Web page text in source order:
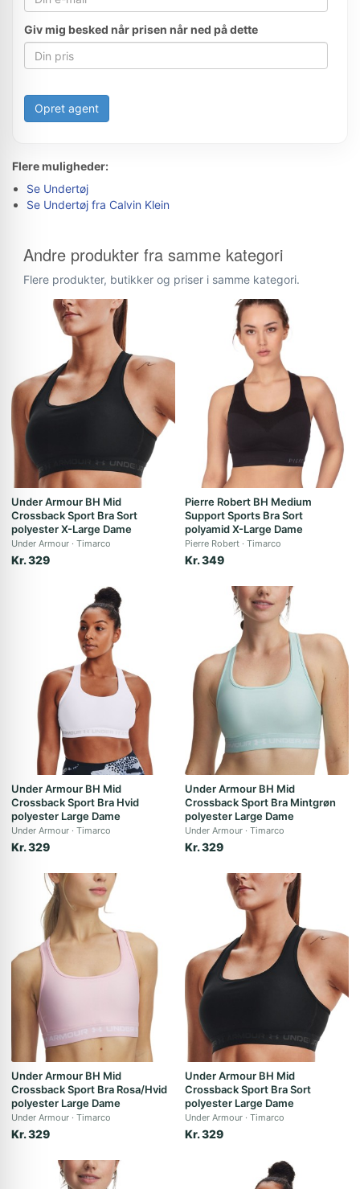
Giv mig besked når prisen når ned på dette
Opret agent
Flere muligheder:
Se Undertøj
Se Undertøj fra Calvin Klein
Andre produkter fra samme kategori
Flere produkter, butikker og priser i samme kategori.
Under Armour BH Mid
Crossback Sport Bra Sort
polyester X-Large Dame
Under Armour Timarco
Kr. 329
Pierre Robert BH Medium
Support Sports Bra Sort
polyamid X-Large Dame
Pierre Robert Timarco
Kr. 349
Under Armour BH Mid
Crossback Sport Bra Hvid
polyester Large Dame
Under Armour Timarco
Kr. 329
Under Armour BH Mid
Crossback Sport Bra Mintgrøn
polyester Large Dame
Under Armour Timarco
Kr. 329
Under Armour BH Mid
Crossback Sport Bra Rosa/Hvid
polyester Large Dame
Under Armour Timarco
Kr. 329
Under Armour BH Mid
Crossback Sport Bra Sort
polyester Large Dame
Under Armour Timarco
Kr. 329